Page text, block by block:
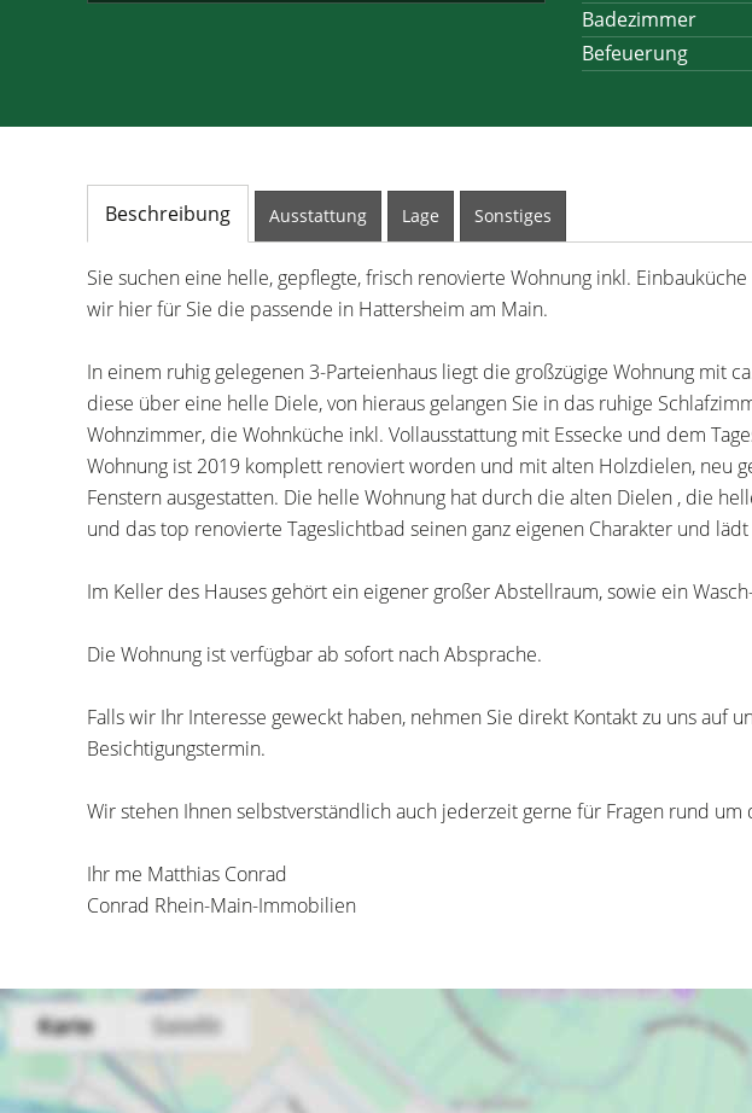
Badezimmer
Befeuerung
Beschreibung Ausstattung Lage Sonstiges
Sie suchen eine helle, gepflegte, frisch renovierte Wohnung inkl.
wir hier für Sie die passende in Hattersheim am Main.
In einem ruhig gelegenen 3-Parteienhaus liegt die großzügige Wohnung mit
diese über eine helle Diele, von hieraus gelangen Sie in das ruhige
Wohnzimmer, die Wohnküche inkl. Vollausstattung mit Essecke und dem
Wohnung ist 2019 komplett renoviert worden und mit alten Holzdielen, neu
Fenstern ausgestatten. Die helle Wohnung hat durch die alten Dielen , die
und das top renovierte Tageslichtbad seinen ganz eigenen Charakter und
Im Keller des Hauses gehört ein eigener großer Abstellraum, sowie ein
Die Wohnung ist verfügbar ab sofort nach Absprache.
Falls wir Ihr Interesse geweckt haben, nehmen Sie direkt Kontakt zu uns auf
Besichtigungstermin.
Wir stehen Ihnen selbstverständlich auch jederzeit gerne für Fragen rund
Ihr me Matthias Conrad
Conrad Rhein-Main-Immobilien